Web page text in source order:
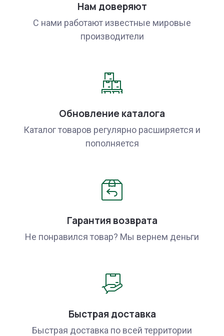
Нам доверяют
С нами работают известные мировые
производители
Обновление каталога
Каталог товаров регулярно расширяется и
пополняется
Гарантия возврата
Не понравился товар? Мы вернем деньги
Быстрая доставка
Быстрая доставка по всей территории